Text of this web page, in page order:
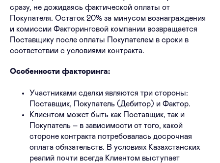
сразу, не дожидаясь фактической оплаты от
Покупателя. Остаток 20% за минусом вознаграждения
и комиссии Факторинговой компании возвращается
Поставщику после оплаты Покупателем в сроки в
соответствии с условиями контракта.
Особенности факторинга:
Участниками сделки являются три стороны:
Поставщик, Покупатель (Дебитор) и Фактор.
Клиентом может быть как Поставщик, так и
Покупатель – в зависимости от того, какой
стороне контракта потребовалась досрочная
оплата обязательств. В условиях Казахстанских
реалий почти всегда Клиентом выступает